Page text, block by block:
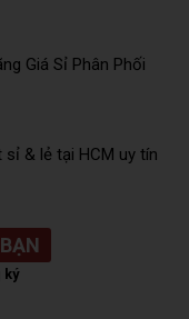
Giá Sỉ Phân Phối
& lẻ tại HCM uy tín
ký